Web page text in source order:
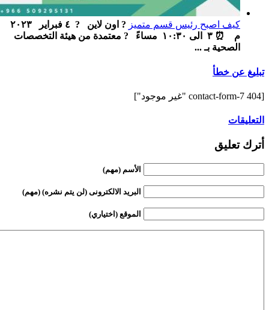
كيف اصبح رئيس قسم متميز
? اون لاين ‏ ‏ ? ٤ فبراير ٢٠٢٣
م ‏ ⏰ ٣ الى ١٠:٣٠ مساءً ‏ ‏ ? معتمدة من هيئة التخصصات
الصحية بـ ...
تبليغ عن خطأ
[contact-form-7 404 "غير موجود"]
التعليقات
أترك تعليق
الأسم (مهم)
البريد الالكترونى (لن يتم نشره) (مهم)
الموقع (اختياري)